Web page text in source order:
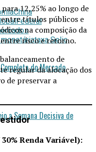
China
Federal
taxa Selic
do Mercado
a Semana Decisiva de
para 12,25% ao longo de
entre títulos públicos e
na composição da
risco e retorno.
de
regular da alocação dos
de preservar a
Renda Variável):